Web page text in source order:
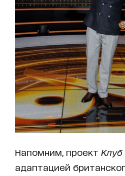
Напомним, проект Клуб
адаптацией